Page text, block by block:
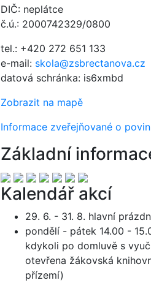
DIČ: neplátce
č.ú.: 2000742329/0800
tel.: +420 272 651 133
e-mail: skola@zsbrectanova.cz
datová schránka: is6xmbd
Zobrazit na mapě
Informace zveřejňované o
Základní
Kalendář akcí
29. 6. - 31. 8. hlavní
pondělí - pátek 14.00 -
kdykoli po domluvě s
otevřena žákovská
přízemí)